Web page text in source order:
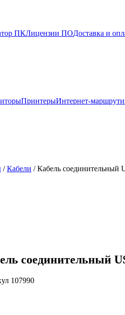
ПКЛицензии ПОДоставка и
ПринтерыИнтернет-
/Кабели / Кабель соединительный
соединительный
107990